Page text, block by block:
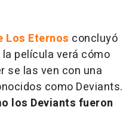
Los Eternos concluyó
película verá cómo
se las ven con una
como Deviants.
los Deviants fueron